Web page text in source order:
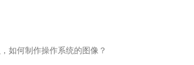
如何制作操作系统的图像？